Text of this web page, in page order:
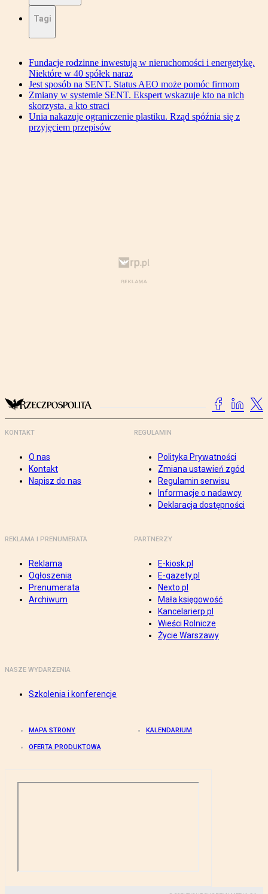
Tagi
Fundacje rodzinne inwestują w nieruchomości i energetykę.
Niektóre w 40 spółek naraz
Jest sposób na SENT. Status AEO może pomóc firmom
Zmiany w systemie SENT. Ekspert wskazuje kto na nich
skorzysta, a kto straci
Unia nakazuje ograniczenie plastiku. Rząd spóźnia się z
przyjęciem przepisów
KONTAKT
O nas
Kontakt
Napisz do nas
REGULAMIN
Polityka Prywatności
Zmiana ustawień zgód
Regulamin serwisu
Informacje o nadawcy
Deklaracja dostępności
REKLAMA I PRENUMERATA
Reklama
Ogłoszenia
Prenumerata
Archiwum
PARTNERZY
E-kiosk.pl
E-gazety.pl
Nexto.pl
Mała księgowość
Kancelarierp.pl
Wieści Rolnicze
Życie Warszawy
NASZE WYDARZENIA
Szkolenia i konferencje
MAPA STRONY KALENDARIUM
OFERTA PRODUKTOWA